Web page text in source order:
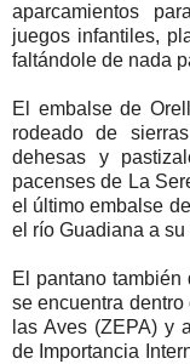
aparcamientos
juegos infantiles,
faltándole de nada
El embalse de
rodeado de
dehesas y
pacenses de La
el último embalse
el río Guadiana a
El pantano
se encuentra
las Aves (ZEPA) y
de Importancia